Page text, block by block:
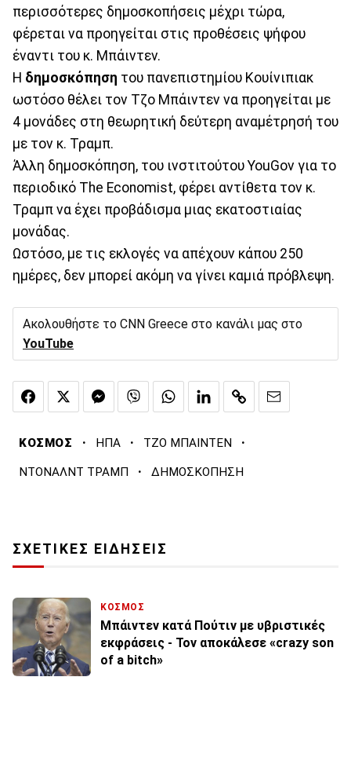
περισσότερες δημοσκοπήσεις μέχρι τώρα,
φέρεται να προηγείται στις προθέσεις ψήφου
έναντι του κ. Μπάιντεν.
Η δημοσκόπηση του πανεπιστημίου Κουίνιπιακ
ωστόσο θέλει τον Τζο Μπάιντεν να προηγείται με
4 μονάδες στη θεωρητική δεύτερη αναμέτρησή του
με τον κ. Τραμπ.
Άλλη δημοσκόπηση, του ινστιτούτου YouGov για το
περιοδικό The Economist, φέρει αντίθετα τον κ.
Τραμπ να έχει προβάδισμα μιας εκατοστιαίας
μονάδας.
Ωστόσο, με τις εκλογές να απέχουν κάπου 250
ημέρες, δεν μπορεί ακόμη να γίνει καμιά πρόβλεψη.
Ακολουθήστε το CNN Greece στο κανάλι μας στο
YouTube
ΚΟΣΜΟΣ · ΗΠΑ · ΤΖΟ ΜΠΑΙΝΤΕΝ ·
ΝΤΟΝΑΛΝΤ ΤΡΑΜΠ · ΔΗΜΟΣΚΟΠΗΣΗ
ΣΧΕΤΙΚΕΣ ΕΙΔΗΣΕΙΣ
ΚΟΣΜΟΣ
Μπάιντεν κατά Πούτιν με υβριστικές
εκφράσεις - Τον αποκάλεσε «crazy son
of a bitch»